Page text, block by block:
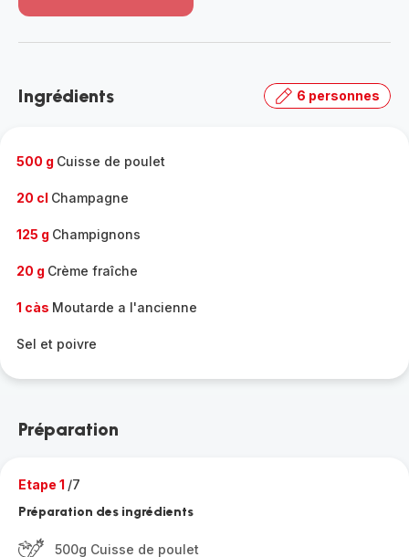
-
gamme
Ingrédients 6 personnes
500 g Cuisse de poulet
20 cl Champagne
125 g Champignons
20 g Crème fraîche
1 càs Moutarde a l'ancienne
Sel et poivre
Préparation
Etape 1 /7
Préparation des ingrédients
500g Cuisse de poulet